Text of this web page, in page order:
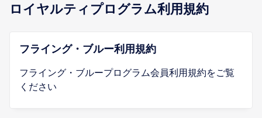
ロイヤルティプログラム利用規約
フライング・ブルー利用規約
フライング・ブループログラム会員利用規約をご覧
ください